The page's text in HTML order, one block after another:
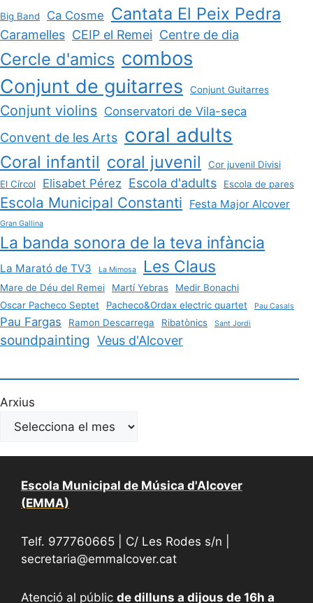
Big Band Ca Cosme Cantata El Peix Pedra
Caramelles CEIP el Remei Centre de dia
Cercle d'amics combos
Conjunt de guitarres Conjunt Guitarres
Conjunt violins Conservatori de Vila-seca
Convent de les Arts coral adults
Coral infantil coral juvenil
Cor juvenil Divisi
El Círcol
Elisabet Pérez Escola d'adults Escola de pares
Escola Municipal Constanti Festa Major Alcover
Gran Gallina
La banda sonora de la teva infància
La Marató de TV3 La Mimosa Les Claus
Mare de Déu del Remei Martí Yebras
Medir Bonachi
Oscar Pacheco Septet
Pacheco&Ordax electric quartet Pau Casals
Pau Fargas Ramon Descarrega Ribatònics Sant Jordi
soundpainting Veus d'Alcover
Arxius
Escola Municipal de Música d'Alcover
(EMMA)
Telf. 977760665 | C/ Les Rodes s/n |
secretaria@emmalcover.cat
Atenció al públic de dilluns a dijous de 16h a